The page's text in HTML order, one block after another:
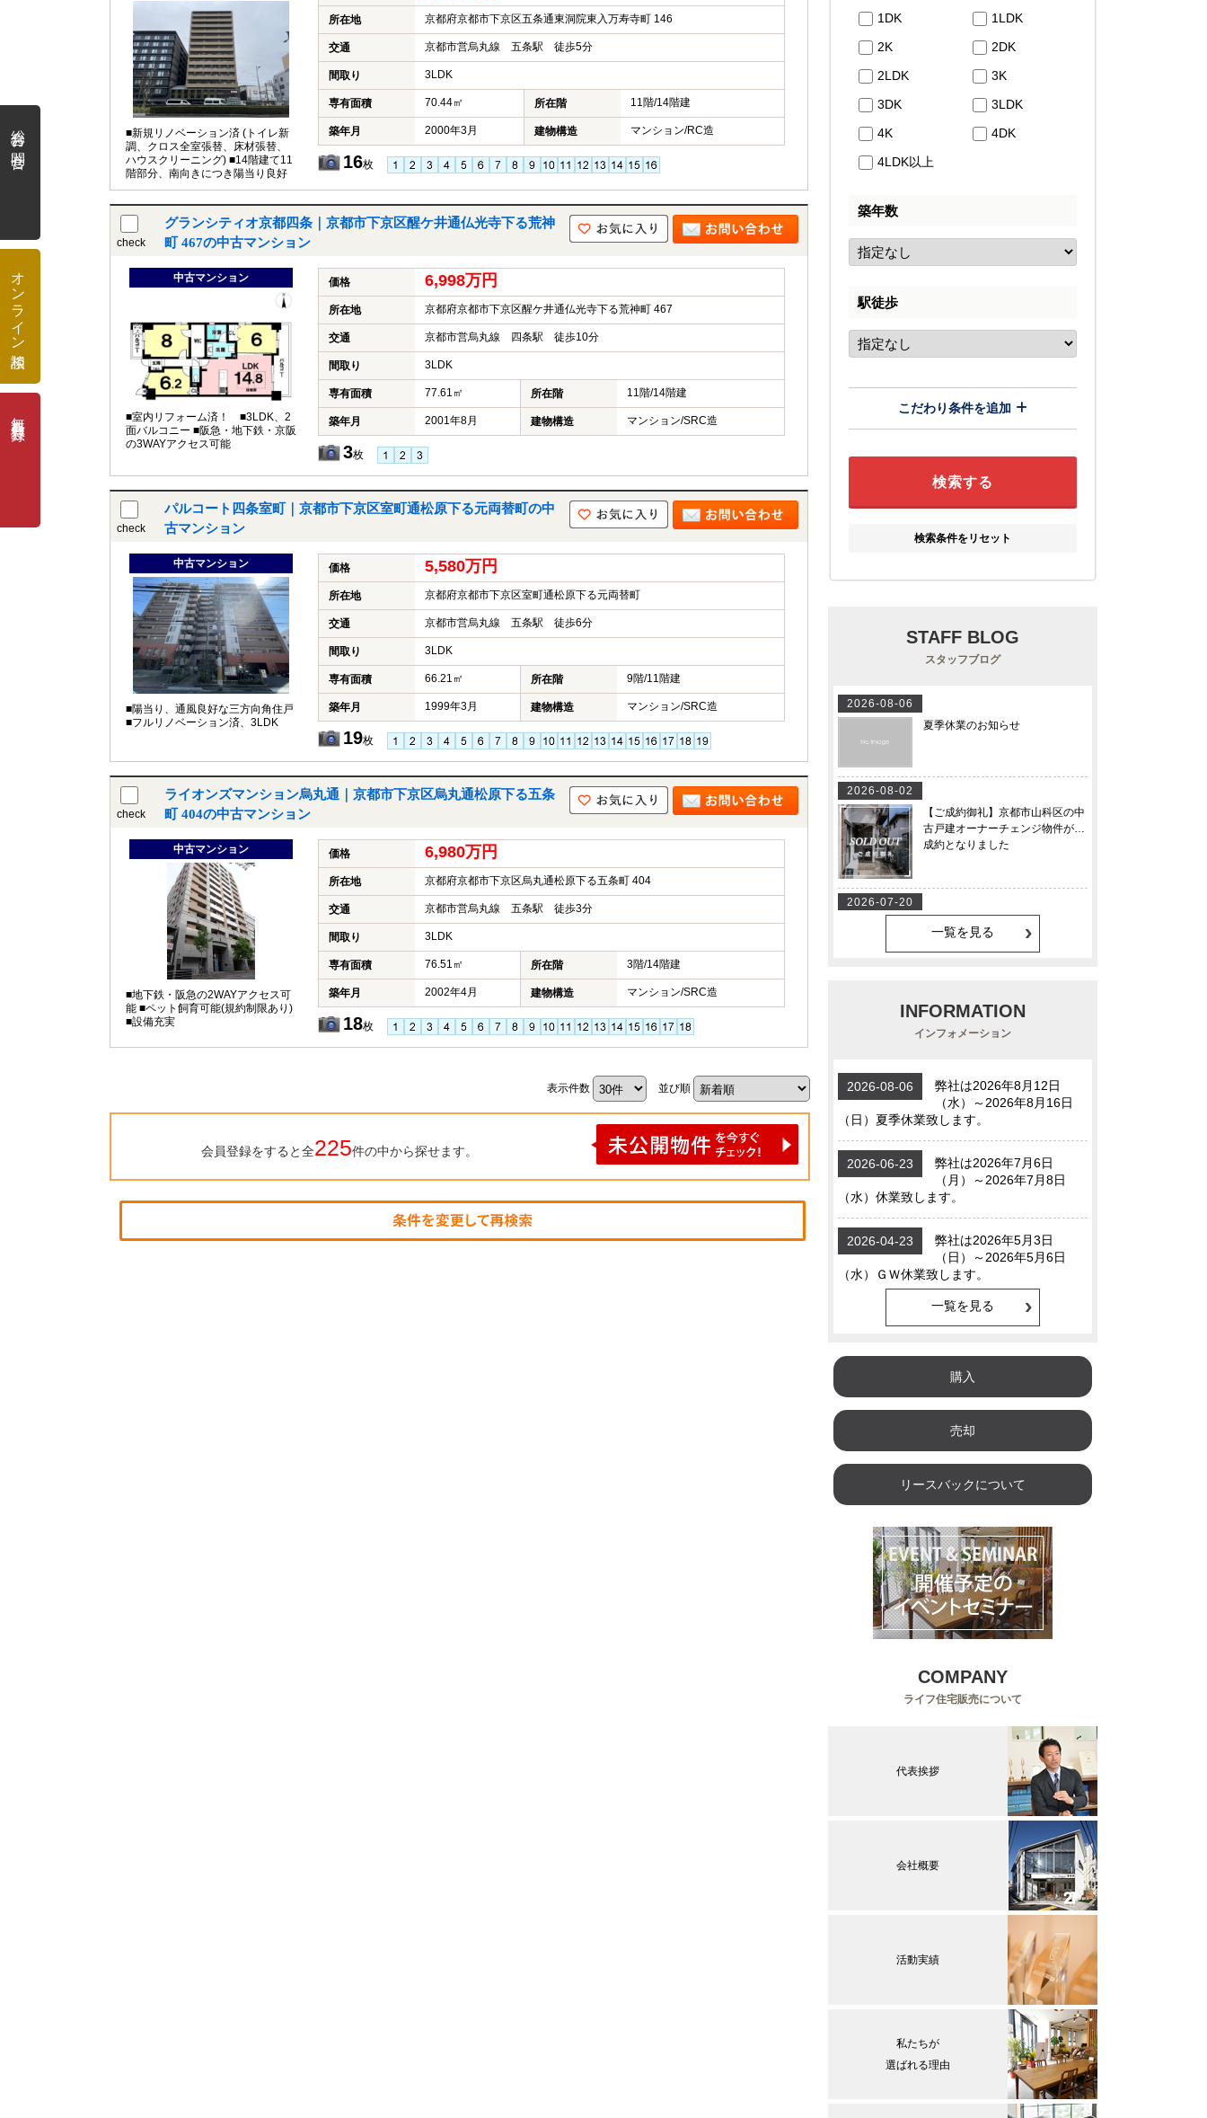
■新規リノベーション済 (トイレ新
調、クロス全室張替、床材張替、
ハウスクリーニング) ■14階建て11
階部分、南向きにつき陽当り良好
所在地 京都府京都市下京区五条通東洞院東入万寿寺町 146
交通 京都市営烏丸線 五条駅 徒歩5分
間取り 3LDK
専有面積 70.44㎡ 所在階 11階/14階建
築年月 2000年3月 建物構造 マンション/RC造
16枚
check
グランシティオ京都四条｜京都市下京区醒ケ井通仏光寺下る荒神
町 467の中古マンション
中古マンション
■室内リフォーム済！ ■3LDK、2
面バルコニー ■阪急・地下鉄・京阪
の3WAYアクセス可能
価格 6,998万円
所在地 京都府京都市下京区醒ケ井通仏光寺下る荒神町 467
交通 京都市営烏丸線 四条駅 徒歩10分
間取り 3LDK
専有面積 77.61㎡ 所在階 11階/14階建
築年月 2001年8月 建物構造 マンション/SRC造
3枚
check
パルコート四条室町｜京都市下京区室町通松原下る元両替町の中
古マンション
中古マンション
■陽当り、通風良好な三方向角住戸
■フルリノベーション済、3LDK
価格 5,580万円
所在地 京都府京都市下京区室町通松原下る元両替町
交通 京都市営烏丸線 五条駅 徒歩6分
間取り 3LDK
専有面積 66.21㎡ 所在階 9階/11階建
築年月 1999年3月 建物構造 マンション/SRC造
19枚
check
ライオンズマンション烏丸通｜京都市下京区烏丸通松原下る五条
町 404の中古マンション
中古マンション
■地下鉄・阪急の2WAYアクセス可
能 ■ペット飼育可能(規約制限あり)
■設備充実
価格 6,980万円
所在地 京都府京都市下京区烏丸通松原下る五条町 404
交通 京都市営烏丸線 五条駅 徒歩3分
間取り 3LDK
専有面積 76.51㎡ 所在階 3階/14階建
築年月 2002年4月 建物構造 マンション/SRC造
18枚
表示件数 並び順
会員登録をすると全225件の中から探せます。
1DK
1LDK
2K
2DK
2LDK
3K
3DK
3LDK
4K
4DK
4LDK以上
築年数
駅徒歩
こだわり条件を追加
検索条件をリセット
STAFF BLOG
スタッフブログ
一覧を見る
INFORMATION
インフォメーション
一覧を見る
購入
売却
リースバックについて
COMPANY
ライフ住宅販売について
代表挨拶
会社概要
活動実績
私たちが
選ばれる理由
総合お問合せ
オンライン相談